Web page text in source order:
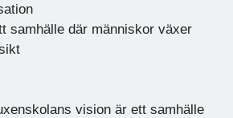
samhälle där människor växer
vision är ett samhälle